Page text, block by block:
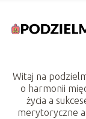
Witaj na
o harmonii
życia a
merytoryczne